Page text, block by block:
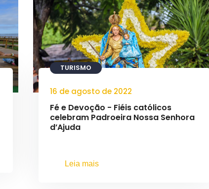
TURISMO
16 de agosto de 2022
Fé e Devoção - Fiéis católicos
celebram Padroeira Nossa Senhora
d’Ajuda
Leia mais